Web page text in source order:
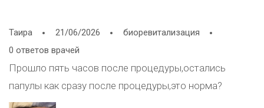
Таира 21/06/2026
биоревитализация
0 ответов врачей
Прошло пять часов после процедуры,остались
папулы как сразу после процедуры,это норма?